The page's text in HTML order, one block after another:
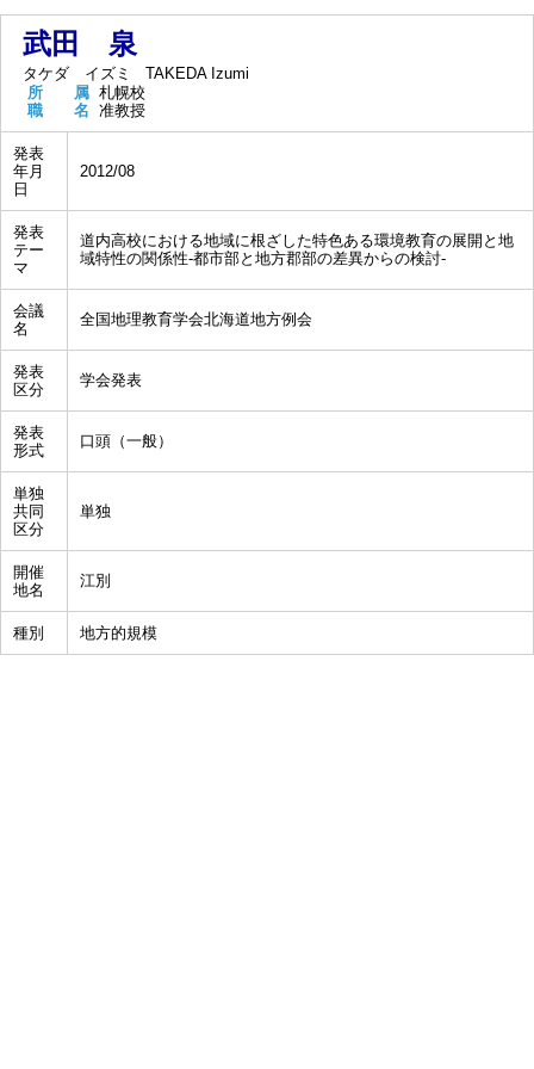
武田 泉
タケダ イズミ
TAKEDA Izumi
所 属 札幌校
職 名 准教授
発表
年月
日
2012/08
発表
テー
マ
道内高校における地域に根ざした特色ある環境教育の展開と地
域特性の関係性-都市部と地方郡部の差異からの検討-
会議
名
全国地理教育学会北海道地方例会
発表
区分
学会発表
発表
形式
口頭（一般）
単独
共同
区分
単独
開催
地名
江別
種別 地方的規模